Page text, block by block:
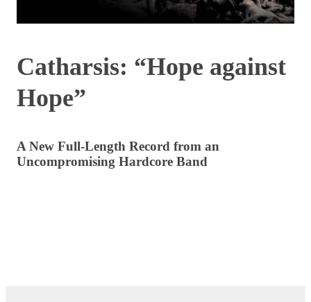
Catharsis: “Hope against
Hope”
A New Full-Length Record from an
Uncompromising Hardcore Band